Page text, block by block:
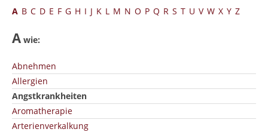
A B C D E F G H I J K L M N O P Q R S T U V W X Y Z
A wie:
Abnehmen
Allergien
Angstkrankheiten
Aromatherapie
Arterienverkalkung